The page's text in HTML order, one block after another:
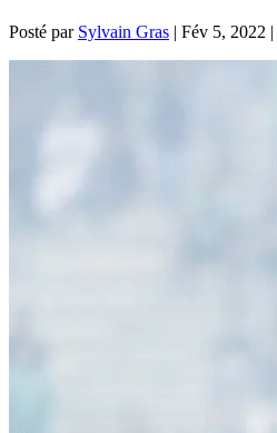
Posté par Sylvain Gras | Fév 5, 2022 |